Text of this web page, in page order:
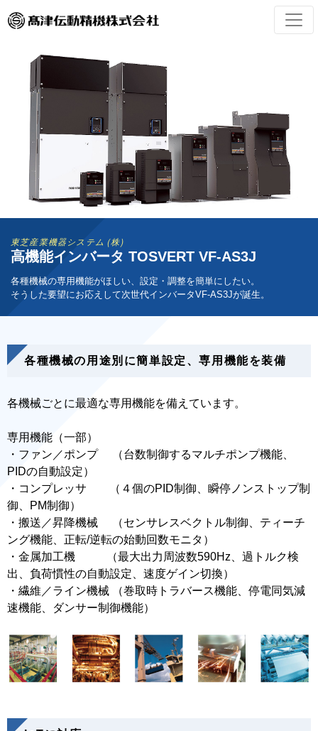
東芝産業機器システム (株)
高機能インバータ TOSVERT VF-AS3J
各種機械の専用機能がほしい、設定・調整を簡単にしたい。
そうした要望にお応えして次世代インバータVF-AS3Jが誕生。
各種機械の用途別に簡単設定、専用機能を装備
各機械ごとに最適な専用機能を備えています。
専用機能（一部）
・ファン／ポンプ （台数制御するマルチポンプ機能、
PIDの自動設定）
・コンプレッサ （４個のPID制御、瞬停ノンストップ制
御、PM制御）
・搬送／昇降機械 （センサレスベクトル制御、ティーチ
ング機能、正転/逆転の始動回数モニタ）
・金属加工機 （最大出力周波数590Hz、過トルク検
出、負荷慣性の自動設定、速度ゲイン切換）
・繊維／ライン機械 （巻取時トラバース機能、停電同気減
速機能、ダンサー制御機能）